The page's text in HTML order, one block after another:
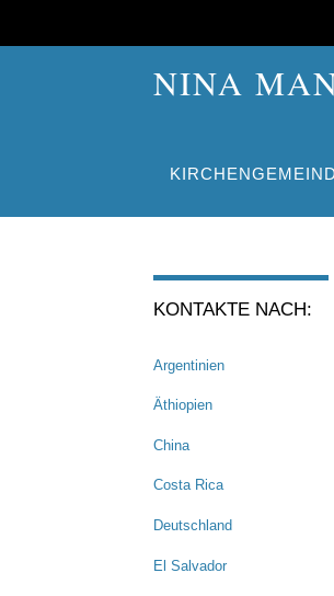
NINA
KONTAKTE NACH:
Argentinien
Äthiopien
China
Costa Rica
Deutschland
El Salvador